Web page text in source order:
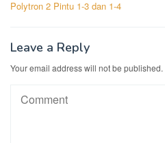
Polytron 2 Pintu 1-3 dan 1-4
Leave a Reply
Your email address will not be published.